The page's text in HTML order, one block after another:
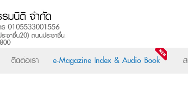
ติดต่อเรา e-Magazine Index & Audio Book